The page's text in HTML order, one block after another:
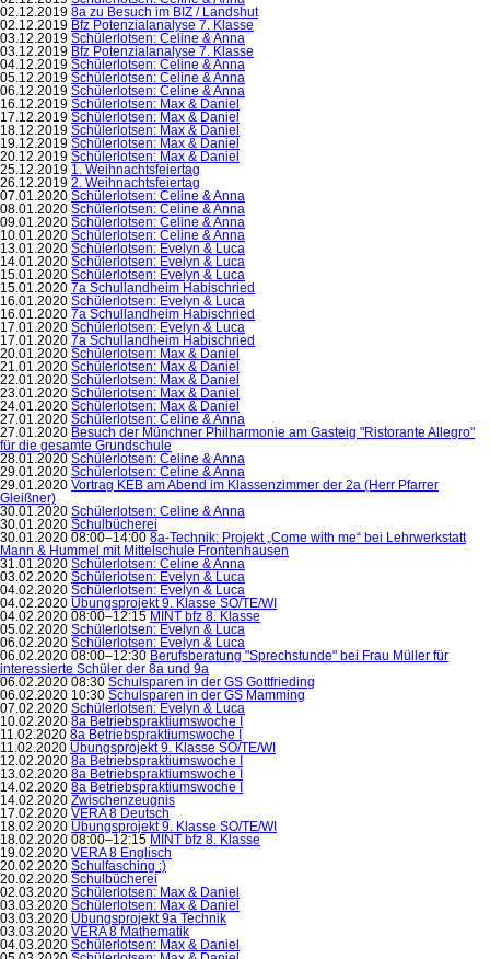
02.12.2019 8a zu Besuch im BIZ / Landshut
02.12.2019 Bfz Potenzialanalyse 7. Klasse
03.12.2019 Schülerlotsen: Celine & Anna
03.12.2019 Bfz Potenzialanalyse 7. Klasse
04.12.2019 Schülerlotsen: Celine & Anna
05.12.2019 Schülerlotsen: Celine & Anna
06.12.2019 Schülerlotsen: Celine & Anna
16.12.2019 Schülerlotsen: Max & Daniel
17.12.2019 Schülerlotsen: Max & Daniel
18.12.2019 Schülerlotsen: Max & Daniel
19.12.2019 Schülerlotsen: Max & Daniel
20.12.2019 Schülerlotsen: Max & Daniel
25.12.2019 1. Weihnachtsfeiertag
26.12.2019 2. Weihnachtsfeiertag
07.01.2020 Schülerlotsen: Celine & Anna
08.01.2020 Schülerlotsen: Celine & Anna
09.01.2020 Schülerlotsen: Celine & Anna
10.01.2020 Schülerlotsen: Celine & Anna
13.01.2020 Schülerlotsen: Evelyn & Luca
14.01.2020 Schülerlotsen: Evelyn & Luca
15.01.2020 Schülerlotsen: Evelyn & Luca
15.01.2020 7a Schullandheim Habischried
16.01.2020 Schülerlotsen: Evelyn & Luca
16.01.2020 7a Schullandheim Habischried
17.01.2020 Schülerlotsen: Evelyn & Luca
17.01.2020 7a Schullandheim Habischried
20.01.2020 Schülerlotsen: Max & Daniel
21.01.2020 Schülerlotsen: Max & Daniel
22.01.2020 Schülerlotsen: Max & Daniel
23.01.2020 Schülerlotsen: Max & Daniel
24.01.2020 Schülerlotsen: Max & Daniel
27.01.2020 Schülerlotsen: Celine & Anna
27.01.2020 Besuch der Münchner Philharmonie am Gasteig "Ristorante Allegro"
für die gesamte Grundschule
28.01.2020 Schülerlotsen: Celine & Anna
29.01.2020 Schülerlotsen: Celine & Anna
29.01.2020 Vortrag KEB am Abend im Klassenzimmer der 2a (Herr Pfarrer
Gleißner)
30.01.2020 Schülerlotsen: Celine & Anna
30.01.2020 Schulbücherei
30.01.2020 08:00–14:00 8a-Technik: Projekt „Come with me“ bei Lehrwerkstatt
Mann & Hummel mit Mittelschule Frontenhausen
31.01.2020 Schülerlotsen: Celine & Anna
03.02.2020 Schülerlotsen: Evelyn & Luca
04.02.2020 Schülerlotsen: Evelyn & Luca
04.02.2020 Übungsprojekt 9. Klasse SO/TE/WI
04.02.2020 08:00–12:15 MINT bfz 8. Klasse
05.02.2020 Schülerlotsen: Evelyn & Luca
06.02.2020 Schülerlotsen: Evelyn & Luca
06.02.2020 08:00–12:30 Berufsberatung "Sprechstunde" bei Frau Müller für
interessierte Schüler der 8a und 9a
06.02.2020 08:30 Schulsparen in der GS Gottfrieding
06.02.2020 10:30 Schulsparen in der GS Mamming
07.02.2020 Schülerlotsen: Evelyn & Luca
10.02.2020 8a Betriebspraktiumswoche I
11.02.2020 8a Betriebspraktiumswoche I
11.02.2020 Übungsprojekt 9. Klasse SO/TE/WI
12.02.2020 8a Betriebspraktiumswoche I
13.02.2020 8a Betriebspraktiumswoche I
14.02.2020 8a Betriebspraktiumswoche I
14.02.2020 Zwischenzeugnis
17.02.2020 VERA 8 Deutsch
18.02.2020 Übungsprojekt 9. Klasse SO/TE/WI
18.02.2020 08:00–12:15 MINT bfz 8. Klasse
19.02.2020 VERA 8 Englisch
20.02.2020 Schulfasching :)
20.02.2020 Schulbücherei
02.03.2020 Schülerlotsen: Max & Daniel
03.03.2020 Schülerlotsen: Max & Daniel
03.03.2020 Übungsprojekt 9a Technik
03.03.2020 VERA 8 Mathematik
04.03.2020 Schülerlotsen: Max & Daniel